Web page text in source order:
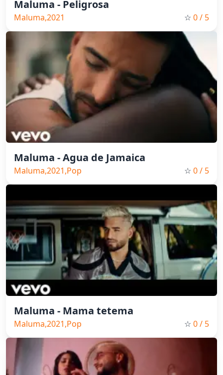
Maluma - Peligrosa
Maluma,2021 ☆ 0/ 5
Maluma - Agua de Jamaica
Maluma,2021,Pop ☆ 0/ 5
Maluma - Mama tetema
Maluma,2021,Pop ☆ 0/ 5